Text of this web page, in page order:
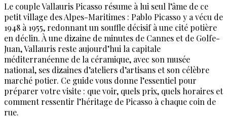
Le couple Vallauris Picasso résume à lui seul l’âme de ce
petit village des Alpes-Maritimes : Pablo Picasso y a vécu de
1948 à 1955, redonnant un souffle décisif à une cité potière
en déclin. À une dizaine de minutes de Cannes et de Golfe-
Juan, Vallauris reste aujourd’hui la capitale
méditerranéenne de la céramique, avec son musée
national, ses dizaines d’ateliers d’artisans et son célèbre
marché potier. Ce guide vous donne l’essentiel pour
préparer votre visite : que voir, quels prix, quels horaires et
comment ressentir l’héritage de Picasso à chaque coin de
rue.